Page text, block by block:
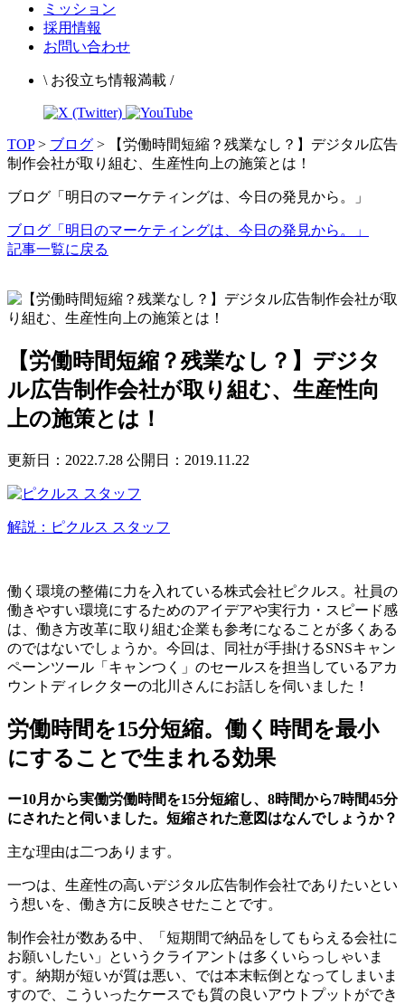
ミッション
採用情報
お問い合わせ
\ お役立ち情報満載 /
TOP> ブログ >
【労働時間短縮？残業なし？】デジタル広告
制作会社が取り組む、生産性向上の施策とは！
ブログ「明日のマーケティングは、今日の発見から。」
ブログ「明日のマーケティングは、今日の発見から。」
記事一覧に戻る
【労働時間短縮？残業なし？】デジタ
ル広告制作会社が取り組む、生産性向
上の施策とは！
更新日：2022.7.28 公開日：2019.11.22
解説：ピクルス スタッフ
働く環境の整備に力を入れている株式会社ピクルス。社員の
働きやすい環境にするためのアイデアや実行力・スピード感
は、働き方改革に取り組む企業も参考になることが多くある
のではないでしょうか。今回は、同社が手掛けるSNSキャン
ペーンツール「キャンつく」のセールスを担当しているアカ
ウントディレクターの北川さんにお話しを伺いました！
労働時間を15分短縮。働く時間を最小
にすることで生まれる効果
ー10月から実働労働時間を15分短縮し、8時間から7時間45分
にされたと伺いました。短縮された意図はなんでしょうか？
主な理由は二つあります。
一つは、生産性の高いデジタル広告制作会社でありたいとい
う想いを、働き方に反映させたことです。
制作会社が数ある中、「短期間で納品をしてもらえる会社に
お願いしたい」というクライアントは多くいらっしゃいま
す。納期が短いが質は悪い、では本末転倒となってしまいま
すので、こういったケースでも質の良いアウトプットができ